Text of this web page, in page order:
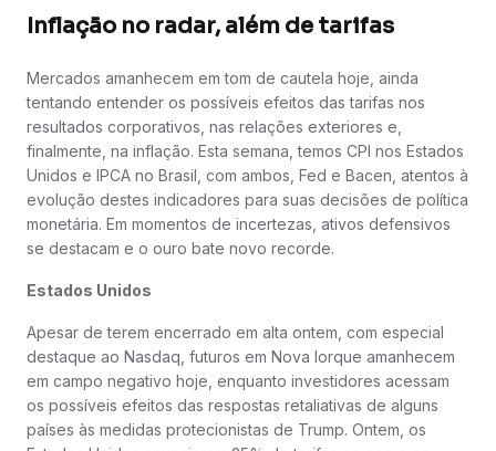
Inflação no radar, além de tarifas
Mercados amanhecem em tom de cautela hoje, ainda
tentando entender os possíveis efeitos das tarifas nos
resultados corporativos, nas relações exteriores e,
finalmente, na inflação. Esta semana, temos CPI nos Estados
Unidos e IPCA no Brasil, com ambos, Fed e Bacen, atentos à
evolução destes indicadores para suas decisões de política
monetária. Em momentos de incertezas, ativos defensivos
se destacam e o ouro bate novo recorde.
Estados Unidos
Apesar de terem encerrado em alta ontem, com especial
destaque ao Nasdaq, futuros em Nova Iorque amanhecem
em campo negativo hoje, enquanto investidores acessam
os possíveis efeitos das respostas retaliativas de alguns
países às medidas protecionistas de Trump. Ontem, os